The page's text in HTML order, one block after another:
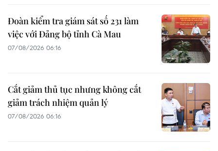
Đoàn kiểm tra giám sát số 231 làm
việc với Đảng bộ tỉnh Cà Mau
07/08/2026 06:16
Cắt giảm thủ tục nhưng không cắt
giảm trách nhiệm quản lý
07/08/2026 06:16